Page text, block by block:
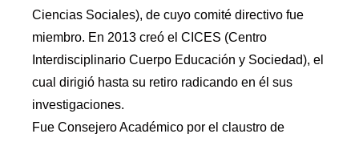
Ciencias Sociales), de cuyo comité directivo fue
miembro. En 2013 creó el CICES (Centro
Interdisciplinario Cuerpo Educación y Sociedad), el
cual dirigió hasta su retiro radicando en él sus
investigaciones.
Fue Consejero Académico por el claustro de